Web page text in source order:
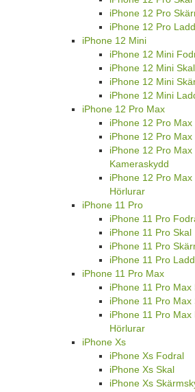
iPhone 12 Pro
iPhone 12 Pro
iPhone 12 Mini
iPhone 12 Mini
iPhone 12 Mini Skal
iPhone 12 Mini
iPhone 12 Mini
iPhone 12 Pro Max
iPhone 12 Pro
iPhone 12 Pro Max
iPhone 12 Pro
Kameraskydd
iPhone 12 Pro
Hörlurar
iPhone 11 Pro
iPhone 11 Pro
iPhone 11 Pro Skal
iPhone 11 Pro
iPhone 11 Pro
iPhone 11 Pro Max
iPhone 11 Pro Max
iPhone 11 Pro Max
iPhone 11 Pro
Hörlurar
iPhone Xs
iPhone Xs Fodral
iPhone Xs Skal
iPhone Xs